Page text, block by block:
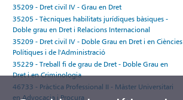
35209 - Dret civil IV - Grau en Dret
35205 - Tècniques habilitats jurídiques bàsiques -
Doble grau en Dret i Relacions Internacional
35209 - Dret civil IV - Doble Grau en Dret i en Ciències
Polítiques i de l'Administració
35229 - Treball fi de grau de Dret - Doble Grau en
Dret i en Criminologia
46733 - Pràctica Professional II - Màster Universitari
en Advocacia i Procura